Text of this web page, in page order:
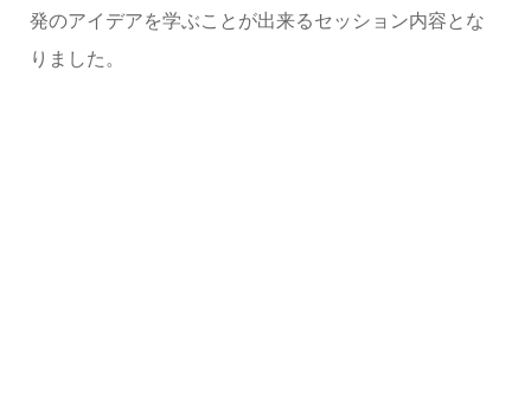
発のアイデアを学ぶことが出来るセッション内容とな
りました。